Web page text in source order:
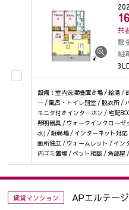
共
敷
駐
設備：室内洗濯機置き場 / 給湯 /
ー / 風呂・トイレ別室 / 脱衣所 /
モニタ付きインターホン / 宅配
照明器具 / ウォークインクロー
水) / 駐輪場 / インターネット対
面所独立 / ウォームレット / イ
内ゴミ置場 / ペット相談 / 角部屋
賃貸マンション APエルテー